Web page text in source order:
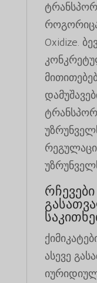
Oxidize.
ასევე